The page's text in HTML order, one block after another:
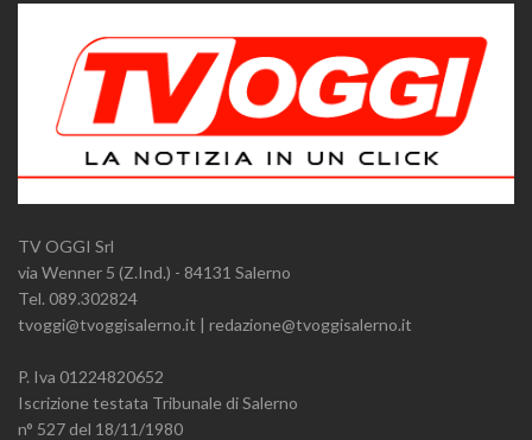
TV OGGI Srl
via Wenner 5 (Z.Ind.) - 84131 Salerno
Tel. 089.302824
tvoggi@tvoggisalerno.it | redazione@tvoggisalerno.it
P. Iva 01224820652
Iscrizione testata Tribunale di Salerno
n° 527 del 18/11/1980